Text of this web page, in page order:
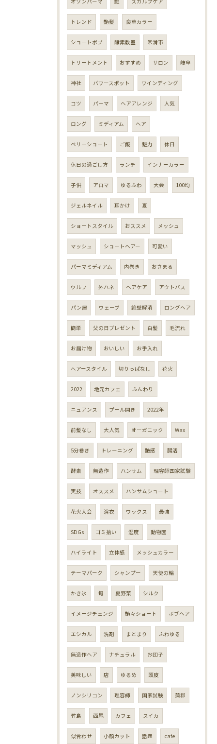
トレンド 艶髪 良草カラー
ショートボブ 酵素教室 常滑市
トリートメント おすすめ サロン 岐阜
神社 パワースポット ワインディング
コツ パーマ ヘアアレンジ 人気
ロング ミディアム ヘア
ベリーショート ご飯 魅力 休日
休日の過ごし方 ランチ インナーカラー
子供 アロマ ゆるふわ 大会 100均
ジェルネイル 耳かけ 夏
ショートスタイル おススメ メッシュ
マッシュ ショートヘアー 可愛い
パーマミディアム 内巻き おさまる
ウルフ 外ハネ ヘアケア アウトバス
パン屋 ウェーブ 絶壁解消 ロングヘア
簡単 父の日プレゼント 白髪 毛流れ
お届け物 おいしい お手入れ
ヘアースタイル 切りっぱなし 花火
2022 地元カフェ ふんわり
ニュアンス プール開き 2022年
前髪なし 大人気 オーガニック Wax
5分巻き トレーニング 艶感 腸活
酵素 無造作 ハンサム 理容師国家試験
実技 オススメ ハンサムショート
花火大会 浴衣 ワックス 最強
SDGs ゴミ拾い 湿度 動物園
ハイライト 立体感 メッシュカラー
テーマパーク シャンプー 天使の輪
かき氷 旬 夏野菜 シルク
イメージチェンジ 艶々ショート ボブヘア
エシカル 洗剤 まとまり ふわゆる
無造作ヘア ナチュラル お団子
美味しい 店 ゆるめ 頭皮
ノンシリコン 理容師 国家試験 蒲郡
竹島 西尾 カフェ スイカ
似合わせ 小顔カット 話題 cafe